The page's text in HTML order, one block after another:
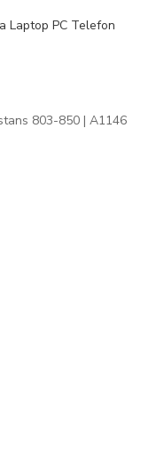
Laptop PC Telefon